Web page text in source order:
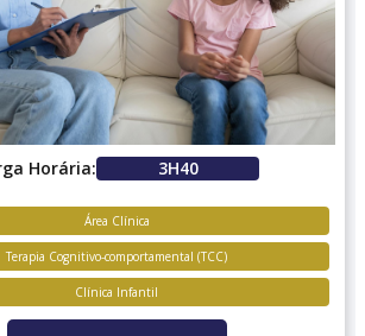
Horária: 3H40
Área Clínica
Terapia Cognitivo-comportamental (TCC)
Clínica Infantil